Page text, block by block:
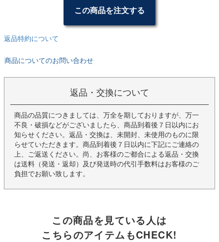
この商品を注文する
返品特約について
商品についてのお問い合わせ
返品・交換について
商品の品質につきましては、万全を期しておりますが、万一
不良・破損などがございましたら、商品到着後７日以内にお
知らせください。返品・交換は、未開封、未使用のものに限
らせていただきます。商品到着後７日以内に下記にご連絡の
上、ご返送ください。尚、お客様のご都合による返品・交換
は送料（発送・返却）及び発送時の代引手数料はお客様のご
負担でお願い致します。
この商品を見ている人は
こちらのアイテムもCHECK!